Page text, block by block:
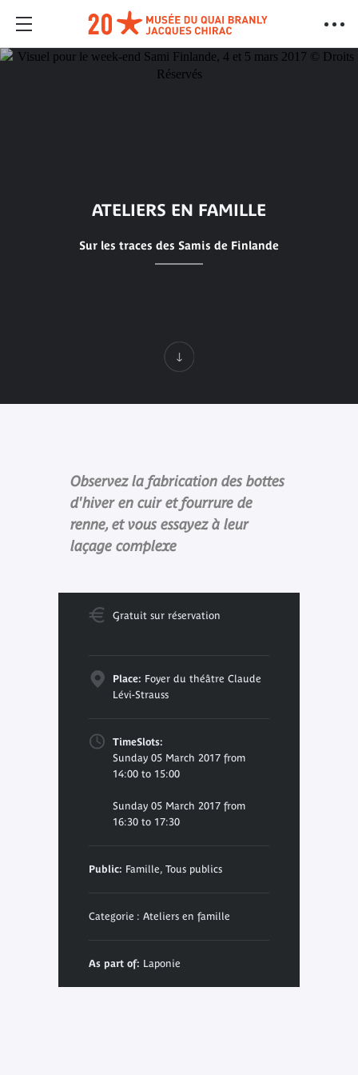
ATELIERS EN FAMILLE
Sur les traces des Samis de Finlande
Observez la fabrication des bottes
d'hiver en cuir et fourrure de
renne, et vous essayez à leur
laçage complexe
Gratuit sur réservation
Place: Foyer du théâtre Claude
Lévi-Strauss
TimeSlots:
Sunday 05 March 2017 from
14:00 to 15:00
Sunday 05 March 2017 from
16:30 to 17:30
Public: Famille, Tous publics
Categorie : Ateliers en famille
As part of: Laponie